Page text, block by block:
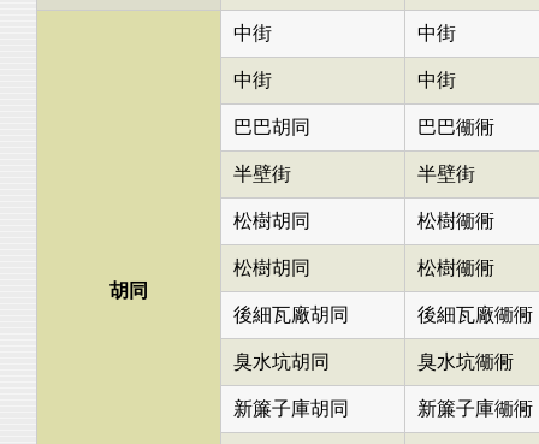
胡同
中街 中街
中街 中街
巴巴胡同 巴巴衚衕
半壁街 半壁街
松樹胡同 松樹衚衕
松樹胡同 松樹衚衕
後細瓦廠胡同 後細瓦廠衚衕
臭水坑胡同 臭水坑衚衕
新簾子庫胡同 新簾子庫衚衕